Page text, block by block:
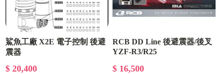
鯊魚工廠 X2E 電子控制 後避
震器
$ 20,400
RCB DD Line 後避震器/後叉
YZF-R3/R25
$ 16,500